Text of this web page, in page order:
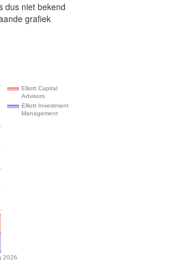
dus niet bekend
grafiek
Elliott Capital
Advisors
Elliott Investment
Management
2026